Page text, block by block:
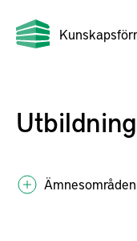
Utbildning
Ämnesområden